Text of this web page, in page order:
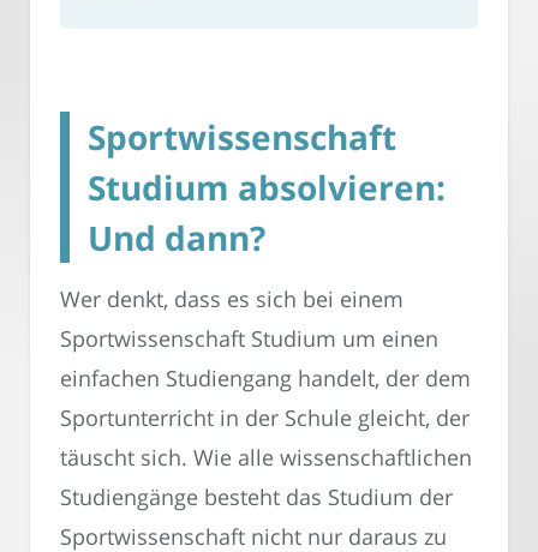
Sportwissenschaft
Studium absolvieren:
Und dann?
Wer denkt, dass es sich bei einem
Sportwissenschaft Studium um einen
einfachen Studiengang handelt, der dem
Sportunterricht in der Schule gleicht, der
täuscht sich. Wie alle wissenschaftlichen
Studiengänge besteht das Studium der
Sportwissenschaft nicht nur daraus zu